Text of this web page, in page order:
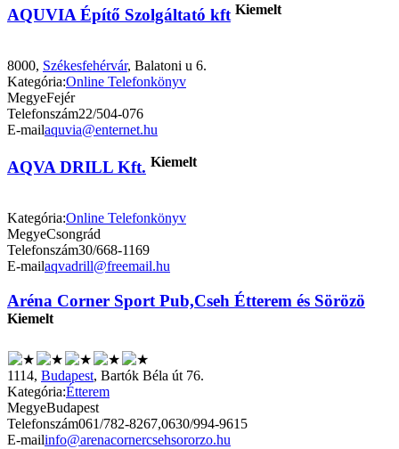
AQUVIA Építő Szolgáltató kft Kiemelt
8000, Székesfehérvár, Balatoni u 6.
Kategória:Online Telefonkönyv
MegyeFejér
Telefonszám22/504-076
E-mailaquvia@enternet.hu
AQVA DRILL Kft. Kiemelt
Kategória:Online Telefonkönyv
MegyeCsongrád
Telefonszám30/668-1169
E-mailaqvadrill@freemail.hu
Aréna Corner Sport Pub,Cseh Étterem és Sörözö
Kiemelt
1114, Budapest, Bartók Béla út 76.
Kategória:Étterem
MegyeBudapest
Telefonszám061/782-8267,0630/994-9615
E-mailinfo@arenacornercsehsororzo.hu